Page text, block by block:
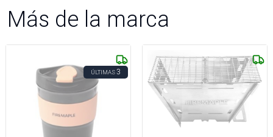
Más de la marca
ÚLTIMAS3